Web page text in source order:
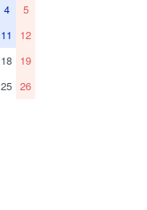
4
5
11
12
18 19
25 26